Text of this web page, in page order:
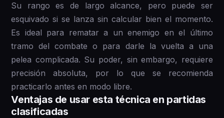
Su rango es de largo alcance, pero puede ser
esquivado si se lanza sin calcular bien el momento.
Es ideal para rematar a un enemigo en el último
tramo del combate o para darle la vuelta a una
pelea complicada. Su poder, sin embargo, requiere
precisión absoluta, por lo que se recomienda
practicarlo antes en modo libre.
Ventajas de usar esta técnica en partidas
clasificadas